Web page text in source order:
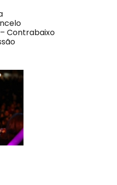
Contrabaixo